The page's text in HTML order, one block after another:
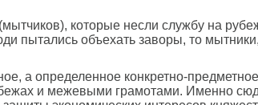
которые несли службу на
пытались объехать заворы, то
а определенное конкретно-
и межевыми грамотами. Именно